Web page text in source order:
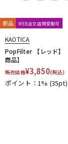
新品 WEB注文店頭受取可
KAOTICA
PopFilter 【レッド】
商品】
販売価格¥3,850(税込)
ポイント：1% (35pt)